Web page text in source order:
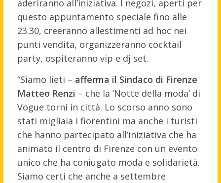
aderiranno all’iniziativa. I negozi, aperti per
questo appuntamento speciale fino alle
23.30, creeranno allestimenti ad hoc nei
punti vendita, organizzeranno cocktail
party, ospiteranno vip e dj set.
“Siamo lieti – afferma il Sindaco di Firenze
Matteo Renzi – che la ‘Notte della moda’ di
Vogue torni in città. Lo scorso anno sono
stati migliaia i fiorentini ma anche i turisti
che hanno partecipato all’iniziativa che ha
animato il centro di Firenze con un evento
unico che ha coniugato moda e solidarietà.
Siamo certi che anche a settembre